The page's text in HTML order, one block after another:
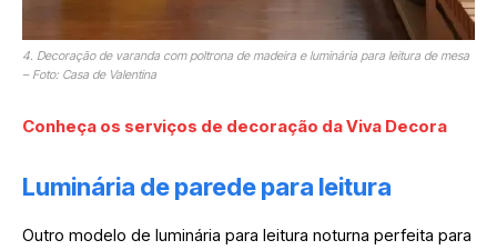
4. Decoração de varanda com poltrona de madeira e luminária para leitura de mesa
– Foto: Casa de Valentina
Conheça os serviços de decoração da Viva Decora
Luminária de parede para leitura
Outro modelo de luminária para leitura noturna perfeita para